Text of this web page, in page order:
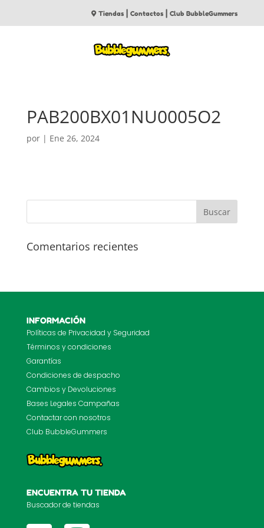
Tiendas |Contactos |Club BubbleGummers
PAB200BX01NU0005O2
por | Ene 26, 2024
Comentarios recientes
INFORMACIÓN
Políticas de Privacidad y Seguridad
Términos y condiciones
Garantías
Condiciones de despacho
Cambios y Devoluciones
Bases Legales Campañas
Contactar con nosotros
Club BubbleGummers
ENCUENTRA TU TIENDA
Buscador de tiendas